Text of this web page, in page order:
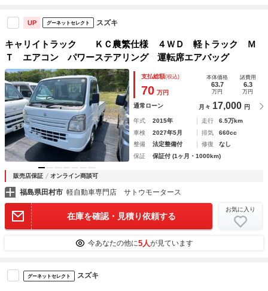
UP グーネットセレクト スズキ
キャリイトラック ＫＣ農繁仕様 ４ＷＤ 軽トラック Ｍ
Ｔ エアコン パワーステアリング 運転席エアバッグ
支払総額(税込)
70 万円
本体価格
63.7
万円
諸費用
6.3
万円
通常ローン 月々 17,000 円
年式 2015年 走行
6.5万km
車検
2027年5月 排気
660cc
整備
法定整備付 修復
なし
保証
保証付 (1ヶ月・1000km)
販売店保証 オンライン商談可
福島県田村市 軽自動車専門店 サトウモータース
在庫を確認・見積り依頼する
お気に入り
今あなたの他に5人が見ています
グーネットセレクト スズキ